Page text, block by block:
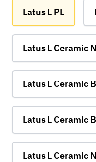
Latus L PL
Latus L Ceramic
Latus L Ceramic
Latus L Ceramic
Latus L Ceramic